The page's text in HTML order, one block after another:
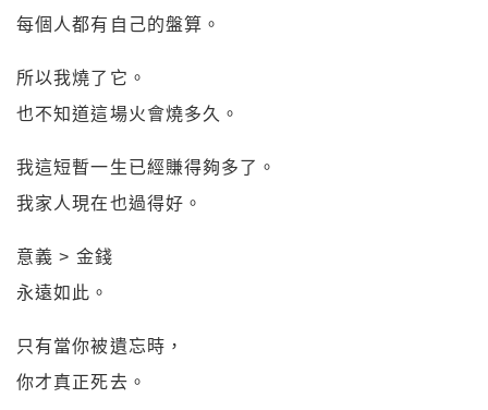
每個人都有自己的盤算。
所以我燒了它。
也不知道這場火會燒多久。
我這短暫一生已經賺得夠多了。
我家人現在也過得好。
意義 > 金錢
永遠如此。
只有當你被遺忘時，
你才真正死去。